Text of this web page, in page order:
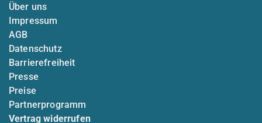
Über uns
Impressum
AGB
Datenschutz
Barrierefreiheit
Presse
Preise
Partnerprogramm
Vertrag widerrufen